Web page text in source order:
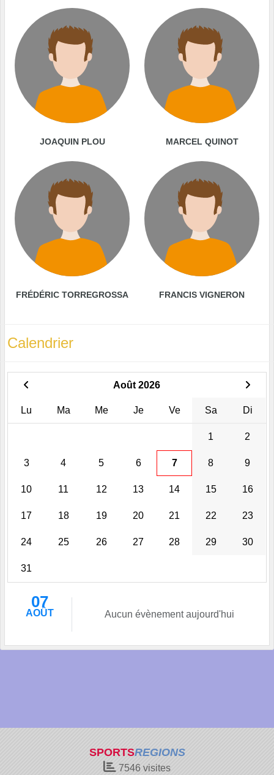
JOAQUIN PLOU MARCEL QUINOT
FRÉDÉRIC TORREGROSSA FRANCIS VIGNERON
Calendrier
Août 2026
Lu Ma Me Je Ve Sa Di
1 2
3 4 5 6 7 8 9
10 11 12 13 14 15 16
17 18 19 20 21 22 23
24 25 26 27 28 29 30
31
07
AOÛT Aucun évènement aujourd'hui
SPORTSREGIONS
7546 visites